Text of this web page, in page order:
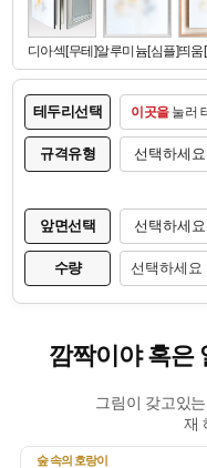
테두리선택 이곳을눌러
규격유형
앞면선택
수량 선택하세요
깜짝이야 혹은
그림이 갖고있
재
숲 속의 호랑이